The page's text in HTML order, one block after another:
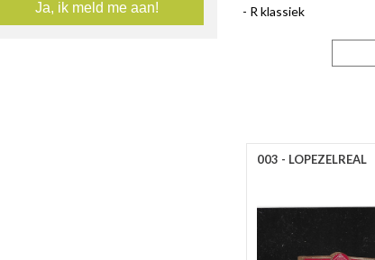
R klassiek
003 - LOPEZELREAL